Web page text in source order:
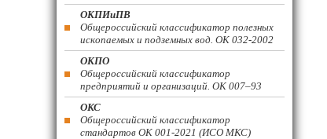
ОКПИиПВ
Общероссийский классификатор полезных
ископаемых и подземных вод. ОК 032-2002
ОКПО
Общероссийский классификатор
предприятий и организаций. ОК 007–93
ОКС
Общероссийский классификатор
стандартов ОК 001-2021 (ИСО МКС)